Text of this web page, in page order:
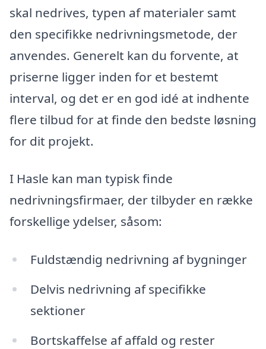
skal nedrives, typen af materialer samt
den specifikke nedrivningsmetode, der
anvendes. Generelt kan du forvente, at
priserne ligger inden for et bestemt
interval, og det er en god idé at indhente
flere tilbud for at finde den bedste løsning
for dit projekt.
I Hasle kan man typisk finde
nedrivningsfirmaer, der tilbyder en række
forskellige ydelser, såsom:
Fuldstændig nedrivning af bygninger
Delvis nedrivning af specifikke
sektioner
Bortskaffelse af affald og rester